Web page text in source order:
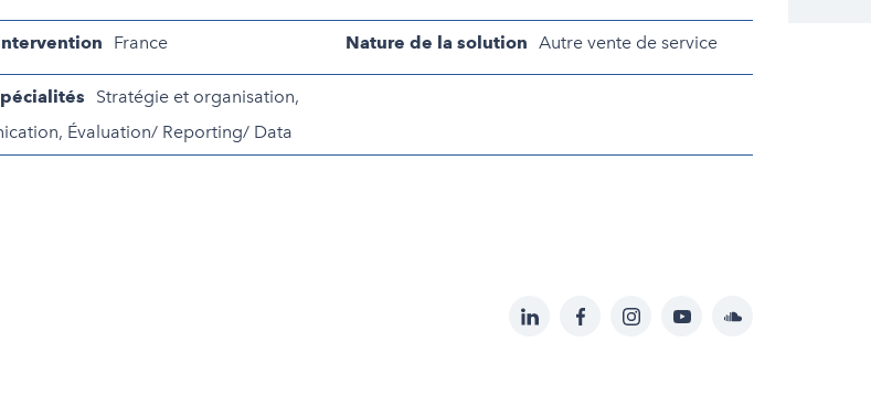
France Nature de la solution Autre vente de service
Stratégie et organisation,
Évaluation/ Reporting/ Data
Suivez-
LinkedInFacebookInstagramYouTubeSoundcloud